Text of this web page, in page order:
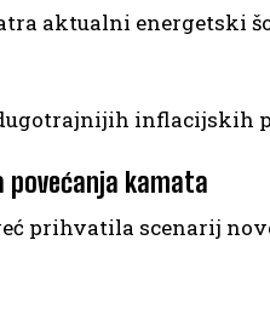
aktualni
inflacijskih
povećanja kamata
prihvatila scenarij